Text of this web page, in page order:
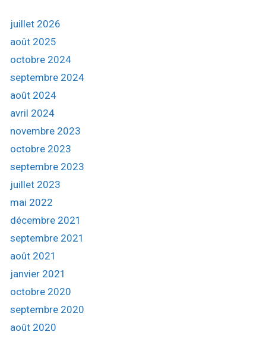
c
r
:
juillet 2026
août 2025
octobre 2024
septembre 2024
août 2024
avril 2024
novembre 2023
octobre 2023
septembre 2023
juillet 2023
mai 2022
décembre 2021
septembre 2021
août 2021
janvier 2021
octobre 2020
septembre 2020
août 2020